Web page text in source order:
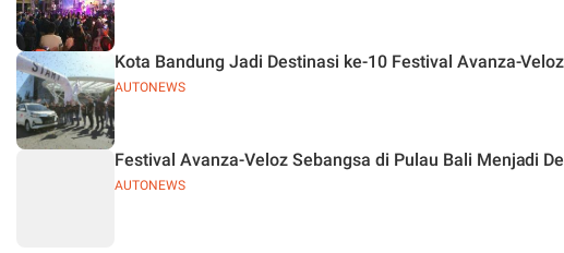
AUTONEWS
Kota Bandung Jadi Destinasi ke-10 Festival Avanza-
AUTONEWS
Festival Avanza-Veloz Sebangsa di Pulau Bali Menjadi